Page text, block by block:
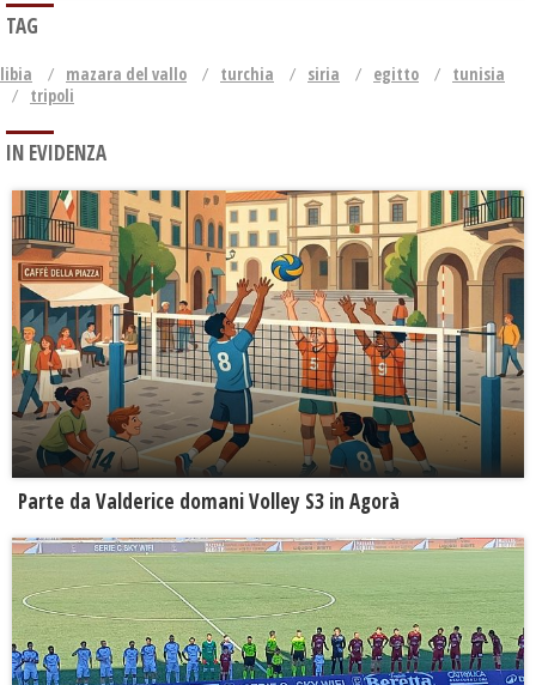
TAG
libia mazara del vallo turchia siria egitto
tunisia
tripoli
IN EVIDENZA
Parte da Valderice domani Volley S3 in Agorà